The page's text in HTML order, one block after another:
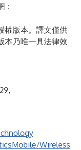
：
權版本。譯文僅供
本乃唯一具法律效
Mobile/Wireless